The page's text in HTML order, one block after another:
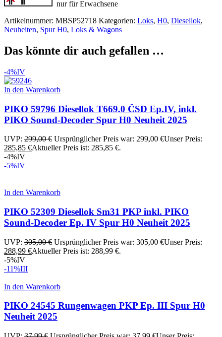
nur für Erwachsene
Artikelnummer: MBSP52718 Kategorien: Loks, H0, Diesellok,
Neuheiten, Spur H0, Loks & Wagons
Das könnte dir auch gefallen …
-4%IV
In den Warenkorb
PIKO 59796 Diesellok T669.0 ČSD Ep.IV, inkl.
PIKO Sound-Decoder Spur H0 Neuheit 2025
UVP: 299,00€ Ursprünglicher Preis war: 299,00 €Unser Preis:
285,85 €Aktueller Preis ist: 285,85 €.
-4%IV
-5%IV
In den Warenkorb
PIKO 52309 Diesellok Sm31 PKP inkl. PIKO
Sound-Decoder Ep. IV Spur H0 Neuheit 2025
UVP: 305,00€ Ursprünglicher Preis war: 305,00 €Unser Preis:
288,99 €Aktueller Preis ist: 288,99 €.
-5%IV
-11%III
In den Warenkorb
PIKO 24545 Rungenwagen PKP Ep. III Spur H0
Neuheit 2025